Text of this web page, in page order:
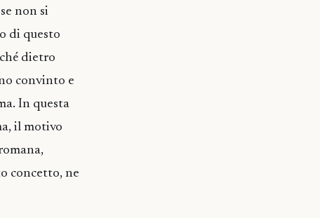
non si
di questo
dietro
convinto e
In questa
il motivo
concetto, ne